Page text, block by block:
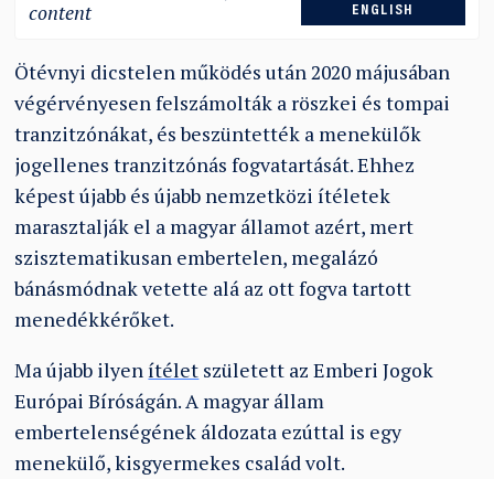
content
ENGLISH
Ötévnyi dicstelen működés után 2020 májusában
végérvényesen felszámolták a röszkei és tompai
tranzitzónákat, és beszüntették a menekülők
jogellenes tranzitzónás fogvatartását. Ehhez
képest újabb és újabb nemzetközi ítéletek
marasztalják el a magyar államot azért, mert
szisztematikusan embertelen, megalázó
bánásmódnak vetette alá az ott fogva tartott
menedékkérőket.
Ma újabb ilyen ítélet született az Emberi Jogok
Európai Bíróságán. A magyar állam
embertelenségének áldozata ezúttal is egy
menekülő, kisgyermekes család volt.